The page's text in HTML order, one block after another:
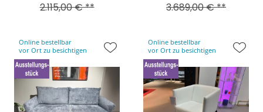
2.115,00 € **
3.689,00 € **
Online bestellbar
vor Ort zu besichtigen
Online bestellbar
vor Ort zu besichtigen